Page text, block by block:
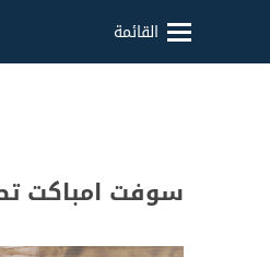
القائمة
سوفت امباكت